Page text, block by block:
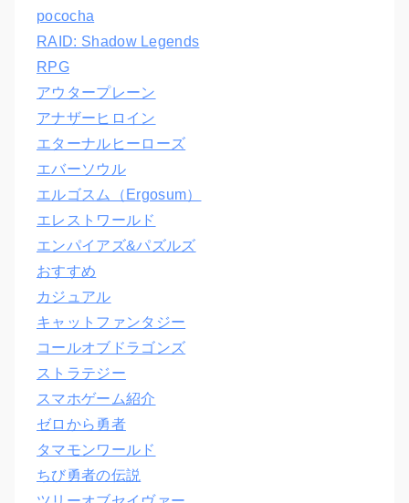
pococha
RAID: Shadow Legends
RPG
アウタープレーン
アナザーヒロイン
エターナルヒーローズ
エバーソウル
エルゴスム（Ergosum）
エレストワールド
エンパイアズ&パズルズ
おすすめ
カジュアル
キャットファンタジー
コールオブドラゴンズ
ストラテジー
スマホゲーム紹介
ゼロから勇者
タマモンワールド
ちび勇者の伝説